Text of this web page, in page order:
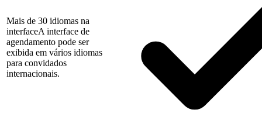
Mais de 30 idiomas na
interfaceA interface de
agendamento pode ser
exibida em vários idiomas
para convidados
internacionais.